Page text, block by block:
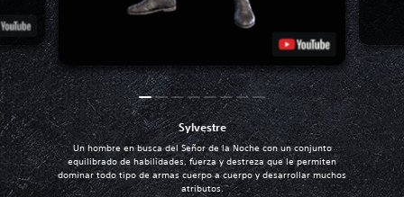
Sylvestre
Un hombre en busca del Señor de la Noche con un conjunto
equilibrado de habilidades, fuerza y destreza que le permiten
dominar todo tipo de armas cuerpo a cuerpo y desarrollar muchos
atributos.